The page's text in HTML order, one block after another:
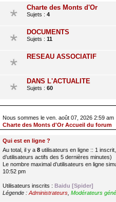
Charte des Monts d'Or
Sujets : 4
DOCUMENTS
Sujets : 11
RESEAU ASSOCIATIF
DANS L'ACTUALITE
Sujets : 60
Nous sommes le ven. août 07, 2026 2:59 am
Charte des Monts d'Or Accueil du forum
Qui est en ligne ?
Au total, il y a 8 utilisateurs en ligne :: 1
d’utilisateurs actifs des 5 dernières minutes)
Le nombre maximal d’utilisateurs en ligne
10:52 pm
Utilisateurs inscrits : Baidu [Spider]
Légende : Administrateurs Modérateurs